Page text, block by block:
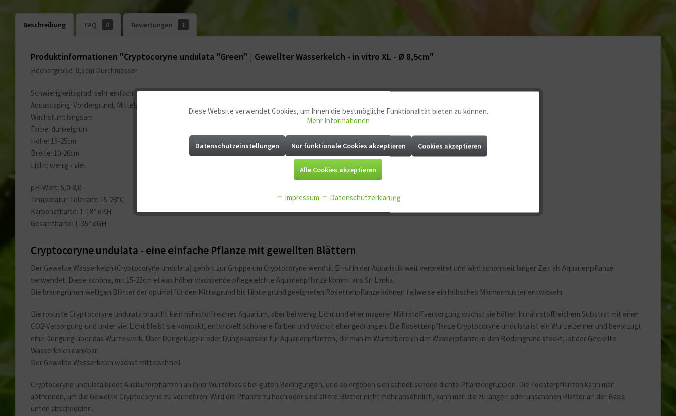
Beschreibung FAQ 0 Bewertungen 1
Produktinformationen "Cryptocoryne undulata "Green" | Gewellter Wasserkelch - in vitro XL - Ø 8,5cm"
Bechergröße: 8,5cm Durchmesser
Schwierigkeitsgrad: sehr einfach
Aquascaping: Vordergrund, Mittelgrund
Wachstum: langsam
Farbe: dunkelgrün
Höhe: 15-25cm
Breite: 10-20cm
Licht: wenig - viel
pH-Wert: 5,0-8,0
Temperatur-Toleranz: 15-28°C
Karbonathärte: 1-18° dKH
Gesamthärte: 1-35° dGH
Cryptocoryne undulata - eine einfache Pflanze mit gewellten Blättern
Der Gewellte Wasserkelch (Cryptocoryne undulata) gehört zur Gruppe um Cryptocoryne wendtii. Er ist in der Aquaristik weit verbreitet und wird schon seit langer Zeit als Aquarienpflanze
verwendet. Diese schöne, mit 15-25cm etwas höher wachsende pflegeleichte Aquarienpflanze kommt aus Sri Lanka.
Die braungrünen welligen Blätter der optimal für den Mittelgrund bis Hintergrund geeigneten Rosettenpflanze können teilweise ein hübsches Marmormuster entwickeln.
Die robuste Cryptocoryne undulata braucht kein nährstoffreiches Aquarium, aber bei wenig Licht und eher magerer Nährstoffversorgung wächst sie höher. In nährstoffreichem Substrat mit einer
CO2-Versorgung und unter viel Licht bleibt sie kompakt, entwickelt schönere Farben und wächst eher gedrungen. Die Rosettenpflanze Cryptocoryne undulata ist ein Wurzelzehrer und bevorzugt
eine Düngung über das Wurzelwerk. Über Düngekugeln oder Düngekapseln für Aquarienpflanzen, die man im Wurzelbereich der Wasserpflanze in den Bodengrund steckt, ist der Gewellte
Wasserkelch dankbar.
Der Gewellte Wasserkelch wächst mittelschnell.
Cryptocoryne undulata bildet Ausläuferpflanzen an ihrer Wurzelbasis bei guten Bedingungen, und so ergeben sich schnell schöne dichte Pflanzengruppen. Die Tochterpflanzen kann man
abtrennen, um die Gewellte Cryptocoryne zu vermehren. Wird die Pflanze zu hoch oder sind ältere Blätter nicht mehr ansehnlich, kann man die zu langen oder unschönen Blätter an der Basis
unten abschneiden.
Funktionale Aktiv
Marketing Aktiv
Diese Website verwendet Cookies, um Ihnen die bestmögliche Funktionalität bieten zu können.
Mehr Informationen
Datenschutzeinstellungen Nur funktionale Cookies akzeptieren Cookies akzeptieren
Alle Cookies akzeptieren
Impressum Datenschutzerklärung